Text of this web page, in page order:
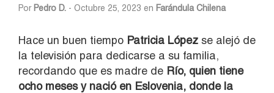
Por Pedro D. - Octubre 25, 2023 en Farándula Chilena
Hace un buen tiempo Patricia López se alejó de
la televisión para dedicarse a su familia,
recordando que es madre de Río, quien tiene
ocho meses y nació en Eslovenia, donde la